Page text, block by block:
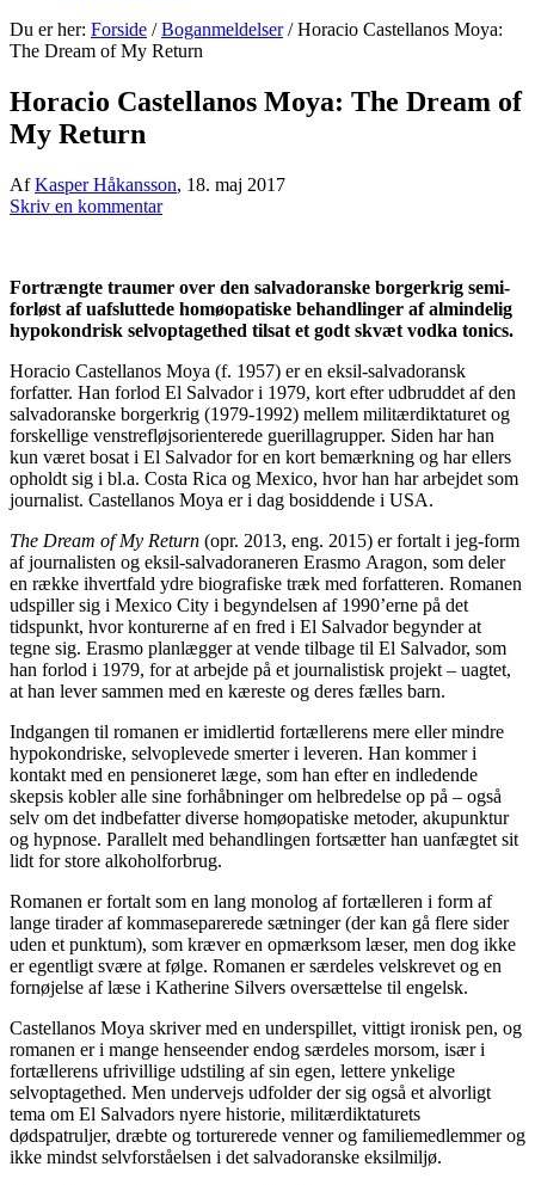
Du er her: Forside / Boganmeldelser /Horacio Castellanos Moya:
The Dream of My Return
Horacio Castellanos Moya: The Dream of
My Return
AfKasper Håkansson, 18. maj 2017
Skriv en kommentar
Fortrængte traumer over den salvadoranske borgerkrig semi-
forløst af uafsluttede homøopatiske behandlinger af almindelig
hypokondrisk selvoptagethed tilsat et godt skvæt vodka tonics.
Horacio Castellanos Moya (f. 1957) er en eksil-salvadoransk
forfatter. Han forlod El Salvador i 1979, kort efter udbruddet af den
salvadoranske borgerkrig (1979-1992) mellem militærdiktaturet og
forskellige venstrefløjsorienterede guerillagrupper. Siden har han
kun været bosat i El Salvador for en kort bemærkning og har ellers
opholdt sig i bl.a. Costa Rica og Mexico, hvor han har arbejdet som
journalist. Castellanos Moya er i dag bosiddende i USA.
The Dream of My Return (opr. 2013, eng. 2015) er fortalt i jeg-form
af journalisten og eksil-salvadoraneren Erasmo Aragon, som deler
en række ihvertfald ydre biografiske træk med forfatteren. Romanen
udspiller sig i Mexico City i begyndelsen af 1990’erne på det
tidspunkt, hvor konturerne af en fred i El Salvador begynder at
tegne sig. Erasmo planlægger at vende tilbage til El Salvador, som
han forlod i 1979, for at arbejde på et journalistisk projekt – uagtet,
at han lever sammen med en kæreste og deres fælles barn.
Indgangen til romanen er imidlertid fortællerens mere eller mindre
hypokondriske, selvoplevede smerter i leveren. Han kommer i
kontakt med en pensioneret læge, som han efter en indledende
skepsis kobler alle sine forhåbninger om helbredelse op på – også
selv om det indbefatter diverse homøopatiske metoder, akupunktur
og hypnose. Parallelt med behandlingen fortsætter han uanfægtet sit
lidt for store alkoholforbrug.
Romanen er fortalt som en lang monolog af fortælleren i form af
lange tirader af kommaseparerede sætninger (der kan gå flere sider
uden et punktum), som kræver en opmærksom læser, men dog ikke
er egentligt svære at følge. Romanen er særdeles velskrevet og en
fornøjelse af læse i Katherine Silvers oversættelse til engelsk.
Castellanos Moya skriver med en underspillet, vittigt ironisk pen, og
romanen er i mange henseender endog særdeles morsom, især i
fortællerens ufrivillige udstiling af sin egen, lettere ynkelige
selvoptagethed. Men undervejs udfolder der sig også et alvorligt
tema om El Salvadors nyere historie, militærdiktaturets
dødspatruljer, dræbte og torturerede venner og familiemedlemmer og
ikke mindst selvforståelsen i det salvadoranske eksilmiljø.